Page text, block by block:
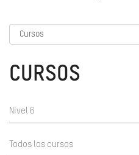
CURSOS
Nivel 6
Todos los cursos